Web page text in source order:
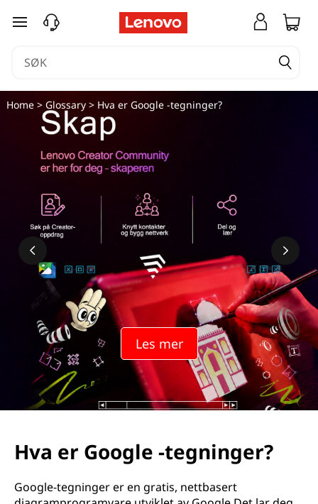
gå til hovedinnhold
Les mer
Home> Glossary> Hva er Google -tegninger?
Hva er Google -tegninger?
Google-tegninger er en gratis, nettbasert